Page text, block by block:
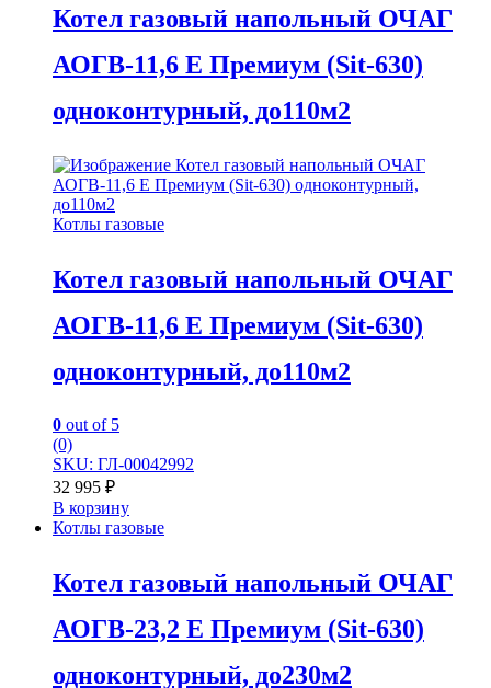
Котел газовый напольный ОЧАГ
АОГВ-11,6 Е Премиум (Sit-630)
одноконтурный, до110м2
Котлы газовые
Котел газовый напольный ОЧАГ
АОГВ-11,6 Е Премиум (Sit-630)
одноконтурный, до110м2
0 out of 5
(0)
SKU: ГЛ-00042992
32 995 ₽
В корзину
Котлы газовые
Котел газовый напольный ОЧАГ
АОГВ-23,2 Е Премиум (Sit-630)
одноконтурный, до230м2